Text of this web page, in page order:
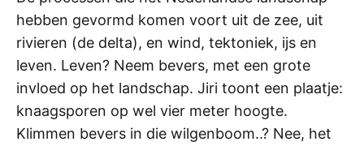
hebben gevormd komen voort uit de zee, uit
rivieren (de delta), en wind, tektoniek, ijs en
leven. Leven? Neem bevers, met een grote
invloed op het landschap. Jiri toont een plaatje:
knaagsporen op wel vier meter hoogte.
Klimmen bevers in die wilgenboom..? Nee, het